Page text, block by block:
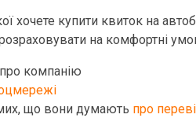
хочете купити квиток на
на комфортні
про компанію
що вони думають про